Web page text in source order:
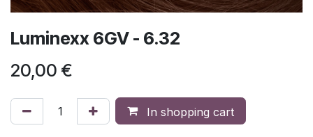
Luminexx 6GV - 6.32
20,00 €
In shopping cart